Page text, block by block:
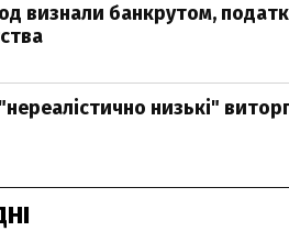
визнали банкрутом,
низькі"